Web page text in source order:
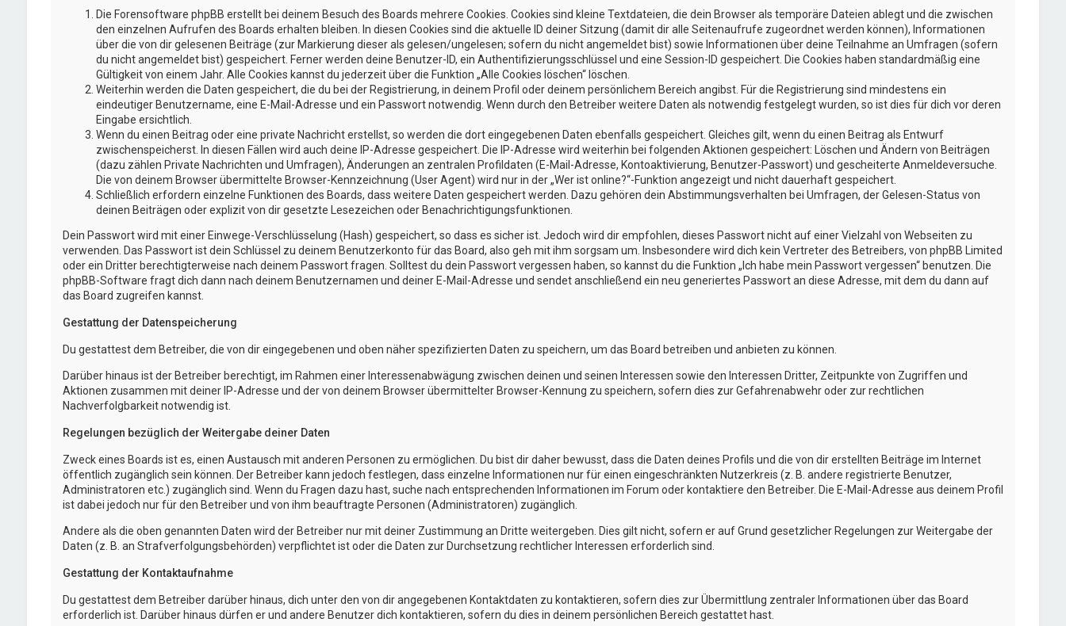
Die Forensoftware phpBB erstellt bei deinem Besuch des Boards mehrere Cookies. Cookies sind kleine Textdateien, die dein Browser als temporäre Dateien ablegt und die zwischen
den einzelnen Aufrufen des Boards erhalten bleiben. In diesen Cookies sind die aktuelle ID deiner Sitzung (damit dir alle Seitenaufrufe zugeordnet werden können), Informationen
über die von dir gelesenen Beiträge (zur Markierung dieser als gelesen/ungelesen; sofern du nicht angemeldet bist) sowie Informationen über deine Teilnahme an Umfragen (sofern
du nicht angemeldet bist) gespeichert. Ferner werden deine Benutzer-ID, ein Authentifizierungsschlüssel und eine Session-ID gespeichert. Die Cookies haben standardmäßig eine
Gültigkeit von einem Jahr. Alle Cookies kannst du jederzeit über die Funktion „Alle Cookies löschen“ löschen.
Weiterhin werden die Daten gespeichert, die du bei der Registrierung, in deinem Profil oder deinem persönlichem Bereich angibst. Für die Registrierung sind mindestens ein
eindeutiger Benutzername, eine E-Mail-Adresse und ein Passwort notwendig. Wenn durch den Betreiber weitere Daten als notwendig festgelegt wurden, so ist dies für dich vor deren
Eingabe ersichtlich.
Wenn du einen Beitrag oder eine private Nachricht erstellst, so werden die dort eingegebenen Daten ebenfalls gespeichert. Gleiches gilt, wenn du einen Beitrag als Entwurf
zwischenspeicherst. In diesen Fällen wird auch deine IP-Adresse gespeichert. Die IP-Adresse wird weiterhin bei folgenden Aktionen gespeichert: Löschen und Ändern von Beiträgen
(dazu zählen Private Nachrichten und Umfragen), Änderungen an zentralen Profildaten (E-Mail-Adresse, Kontoaktivierung, Benutzer-Passwort) und gescheiterte Anmeldeversuche.
Die von deinem Browser übermittelte Browser-Kennzeichnung (User Agent) wird nur in der „Wer ist online?“-Funktion angezeigt und nicht dauerhaft gespeichert.
Schließlich erfordern einzelne Funktionen des Boards, dass weitere Daten gespeichert werden. Dazu gehören dein Abstimmungsverhalten bei Umfragen, der Gelesen-Status von
deinen Beiträgen oder explizit von dir gesetzte Lesezeichen oder Benachrichtigungsfunktionen.
Dein Passwort wird mit einer Einwege-Verschlüsselung (Hash) gespeichert, so dass es sicher ist. Jedoch wird dir empfohlen, dieses Passwort nicht auf einer Vielzahl von Webseiten zu
verwenden. Das Passwort ist dein Schlüssel zu deinem Benutzerkonto für das Board, also geh mit ihm sorgsam um. Insbesondere wird dich kein Vertreter des Betreibers, von phpBB Limited
oder ein Dritter berechtigterweise nach deinem Passwort fragen. Solltest du dein Passwort vergessen haben, so kannst du die Funktion „Ich habe mein Passwort vergessen“ benutzen. Die
phpBB-Software fragt dich dann nach deinem Benutzernamen und deiner E-Mail-Adresse und sendet anschließend ein neu generiertes Passwort an diese Adresse, mit dem du dann auf
das Board zugreifen kannst.
Gestattung der Datenspeicherung
Du gestattest dem Betreiber, die von dir eingegebenen und oben näher spezifizierten Daten zu speichern, um das Board betreiben und anbieten zu können.
Darüber hinaus ist der Betreiber berechtigt, im Rahmen einer Interessenabwägung zwischen deinen und seinen Interessen sowie den Interessen Dritter, Zeitpunkte von Zugriffen und
Aktionen zusammen mit deiner IP-Adresse und der von deinem Browser übermittelter Browser-Kennung zu speichern, sofern dies zur Gefahrenabwehr oder zur rechtlichen
Nachverfolgbarkeit notwendig ist.
Regelungen bezüglich der Weitergabe deiner Daten
Zweck eines Boards ist es, einen Austausch mit anderen Personen zu ermöglichen. Du bist dir daher bewusst, dass die Daten deines Profils und die von dir erstellten Beiträge im Internet
öffentlich zugänglich sein können. Der Betreiber kann jedoch festlegen, dass einzelne Informationen nur für einen eingeschränkten Nutzerkreis (z. B. andere registrierte Benutzer,
Administratoren etc.) zugänglich sind. Wenn du Fragen dazu hast, suche nach entsprechenden Informationen im Forum oder kontaktiere den Betreiber. Die E-Mail-Adresse aus deinem Profil
ist dabei jedoch nur für den Betreiber und von ihm beauftragte Personen (Administratoren) zugänglich.
Andere als die oben genannten Daten wird der Betreiber nur mit deiner Zustimmung an Dritte weitergeben. Dies gilt nicht, sofern er auf Grund gesetzlicher Regelungen zur Weitergabe der
Daten (z. B. an Strafverfolgungsbehörden) verpflichtet ist oder die Daten zur Durchsetzung rechtlicher Interessen erforderlich sind.
Gestattung der Kontaktaufnahme
Du gestattest dem Betreiber darüber hinaus, dich unter den von dir angegebenen Kontaktdaten zu kontaktieren, sofern dies zur Übermittlung zentraler Informationen über das Board
erforderlich ist. Darüber hinaus dürfen er und andere Benutzer dich kontaktieren, sofern du dies in deinem persönlichen Bereich gestattet hast.